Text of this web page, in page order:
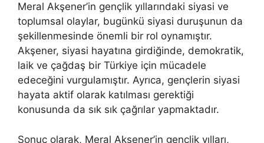
Meral Akşener’in gençlik yıllarındaki siyasi ve
toplumsal olaylar, bugünkü siyasi duruşunun da
şekillenmesinde önemli bir rol oynamıştır.
Akşener, siyasi hayatına girdiğinde, demokratik,
laik ve çağdaş bir Türkiye için mücadele
edeceğini vurgulamıştır. Ayrıca, gençlerin siyasi
hayata aktif olarak katılması gerektiği
konusunda da sık sık çağrılar yapmaktadır.
Sonuç olarak, Meral Akşener’in gençlik yılları,